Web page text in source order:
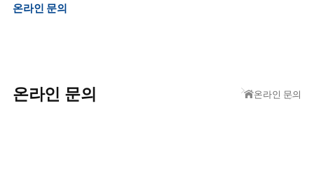
온라인 문의
온라인 문의 온라인 문의